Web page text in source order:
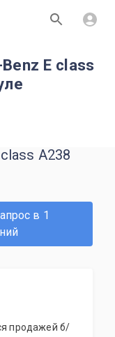
E class
A238
в 1
продажей б/